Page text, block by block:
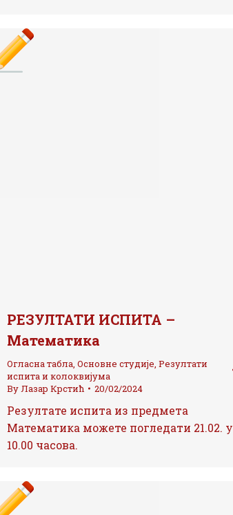
РЕЗУЛТАТИ ИСПИТА –
Математика
Огласна табла, Основне студије, Резултати
испита и колоквијума
ByЛазар Крстић 20/02/2024
Резултате испита из предмета
Математика можете погледати 21.02. у
10.00 часова.